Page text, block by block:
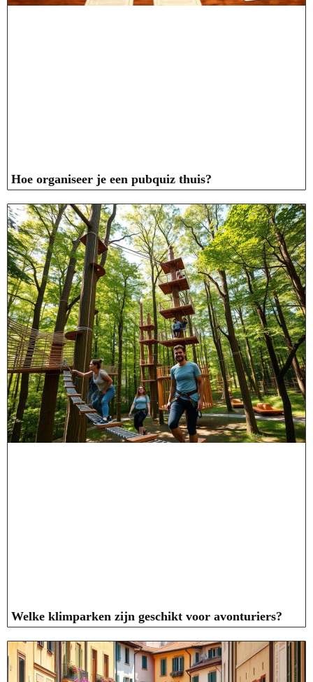
Hoe organiseer je een pubquiz thuis?
Welke klimparken zijn geschikt voor avonturiers?